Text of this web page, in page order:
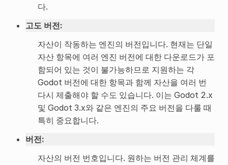
다.
고도 버전:
자산이 작동하는 엔진의 버전입니다. 현재는 단일
자산 항목에 여러 엔진 버전에 대한 다운로드가 포
함되어 있는 것이 불가능하므로 지원하는 각
Godot 버전에 대한 항목과 함께 자산을 여러 번
다시 제출해야 할 수도 있습니다. 이는 Godot 2.x
및 Godot 3.x와 같은 엔진의 주요 버전을 다룰 때
특히 중요합니다.
버전:
자산의 버전 번호입니다. 원하는 버전 관리 체계를